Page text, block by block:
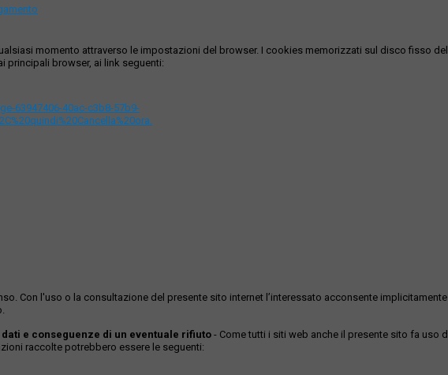
momento attraverso le impostazioni del browser. I cookies memorizzati sul disco fisso
principali browser, ai link seguenti:
63947406-40ac-c3b8-57b9-
Con l'uso o la consultazione del presente sito internet l’interessato acconsente
e conseguenze di un eventuale rifiuto - Come tutti i siti web anche il presente sito fa uso
raccolte potrebbero essere le seguenti: